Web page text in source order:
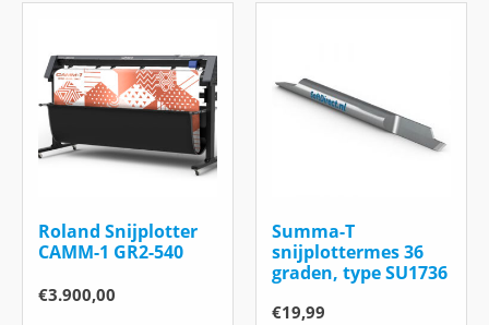
Roland Snijplotter
CAMM-1 GR2-540
€3.900,00
Summa-T
snijplottermes 36
graden, type SU1736
€19,99